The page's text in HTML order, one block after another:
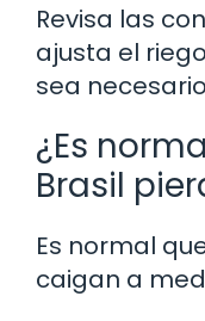
Revisa las
ajusta el
sea
¿Es
Brasil
Es normal
caigan a